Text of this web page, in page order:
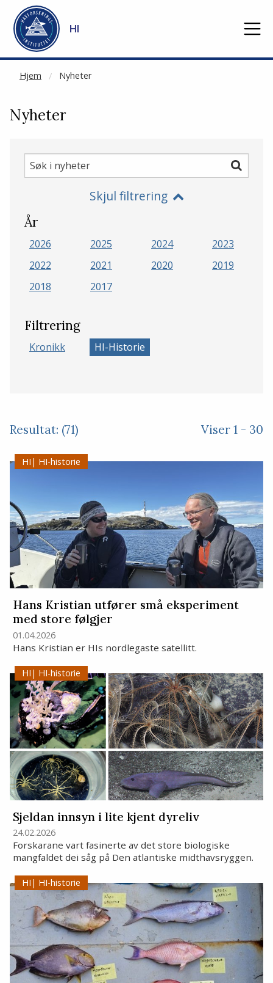
Gå til hovedinnhold
HI
Hjem Nyheter
NOT CACHED
Nyheter
Søk
i
Søk
Skjul filtrering
År
2026 2025 2024
2023
2022
2021 2020
2019
2018
2017
Filtrering
Kronikk HI-Historie
Resultat: (71) Viser 1 - 30
HI-historie
Hans Kristian utfører små eksperiment
med store følgjer
01.04.2026
Hans Kristian er HIs nordlegaste satellitt.
HI-historie
Sjeldan innsyn i lite kjent dyreliv
24.02.2026
Forskarane vart fasinerte av det store biologiske
mangfaldet dei såg på Den atlantiske midthavsryggen.
HI-historie